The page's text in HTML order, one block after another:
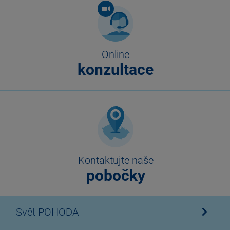
Online
konzultace
Kontaktujte naše
pobočky
Svět POHODA